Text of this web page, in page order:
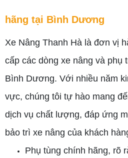
hãng tại Bình Dương
Xe Nâng Thanh Hà là đơn vị
cấp các dòng xe nâng và phụ
Bình Dương. Với nhiều năm
vực, chúng tôi tự hào mang
dịch vụ chất lượng, đáp ứng
bảo trì xe nâng của khách
Phụ tùng chính hãng, rõ